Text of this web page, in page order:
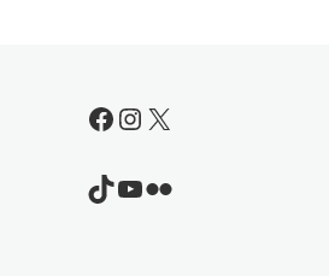
Facebook
Instagram
X
TikTok
YouTube
Flickr